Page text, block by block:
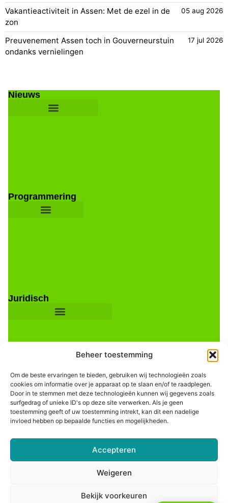
Beheer toestemming
Om de beste ervaringen te bieden, gebruiken wij technologieën zoals
cookies om informatie over je apparaat op te slaan en/of te raadplegen.
Door in te stemmen met deze technologieën kunnen wij gegevens zoals
surfgedrag of unieke ID's op deze site verwerken. Als je geen
toestemming geeft of uw toestemming intrekt, kan dit een nadelige
invloed hebben op bepaalde functies en mogelijkheden.
Accepteren
Weigeren
Bekijk voorkeuren
Vakantieactiviteit in Assen: Met de ezel in de
zon
05 aug 2026
Preuvenement Assen toch in Gouverneurstuin
ondanks vernielingen
17 jul 2026
Nieuws
Programmering
Juridisch
Informatie